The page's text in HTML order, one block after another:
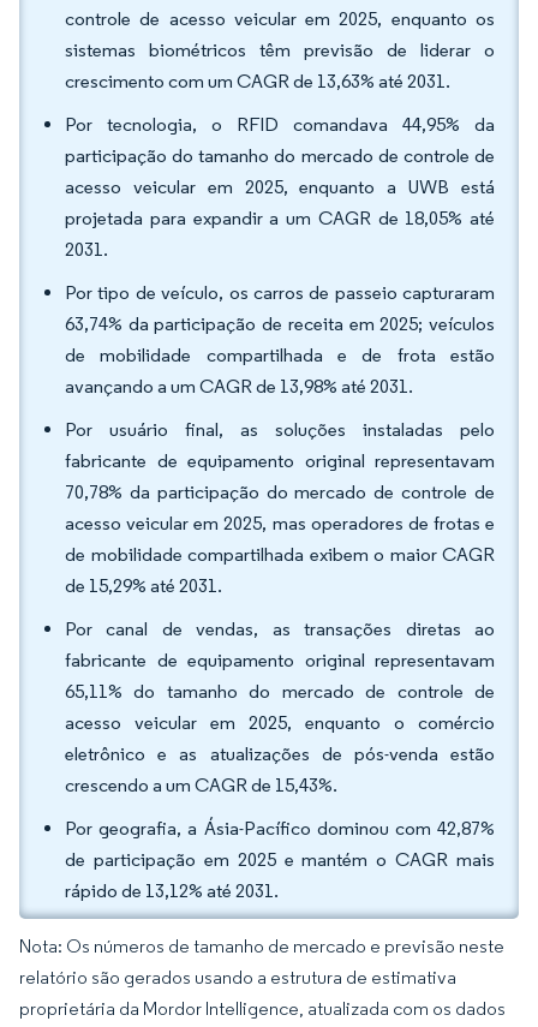
controle de acesso veicular em 2025, enquanto os
sistemas biométricos têm previsão de liderar o
crescimento com um CAGR de 13,63% até 2031.
Por tecnologia, o RFID comandava 44,95% da
participação do tamanho do mercado de controle de
acesso veicular em 2025, enquanto a UWB está
projetada para expandir a um CAGR de 18,05% até
2031.
Por tipo de veículo, os carros de passeio capturaram
63,74% da participação de receita em 2025; veículos
de mobilidade compartilhada e de frota estão
avançando a um CAGR de 13,98% até 2031.
Por usuário final, as soluções instaladas pelo
fabricante de equipamento original representavam
70,78% da participação do mercado de controle de
acesso veicular em 2025, mas operadores de frotas e
de mobilidade compartilhada exibem o maior CAGR
de 15,29% até 2031.
Por canal de vendas, as transações diretas ao
fabricante de equipamento original representavam
65,11% do tamanho do mercado de controle de
acesso veicular em 2025, enquanto o comércio
eletrônico e as atualizações de pós-venda estão
crescendo a um CAGR de 15,43%.
Por geografia, a Ásia-Pacífico dominou com 42,87%
de participação em 2025 e mantém o CAGR mais
rápido de 13,12% até 2031.
Nota: Os números de tamanho de mercado e previsão neste
relatório são gerados usando a estrutura de estimativa
proprietária da Mordor Intelligence, atualizada com os dados